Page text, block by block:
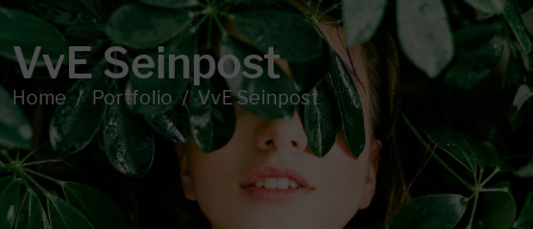
VvE Seinpost
Home Portfolio VvE Seinpost